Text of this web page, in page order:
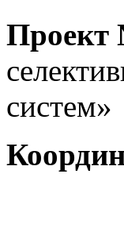
Проект
систем»